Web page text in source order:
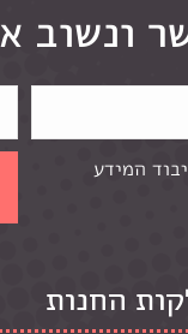
ונשוב
המידע
החנות